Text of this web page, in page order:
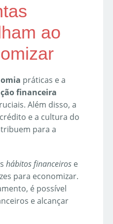
ao
práticas e a
financeira
Além disso, a
e a cultura do
para a
hábitos financeiros e
para economizar.
é possível
e alcançar